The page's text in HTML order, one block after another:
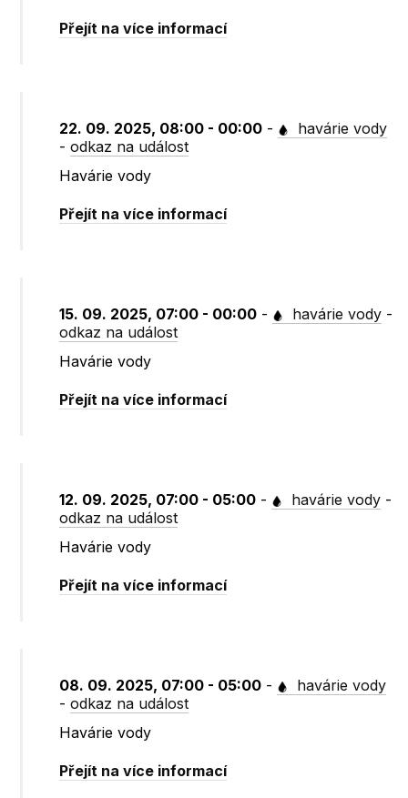
Přejít na více informací
22. 09. 2025, 08:00 - 00:00 -
havárie vody
-odkaz na událost
Havárie vody
Přejít na více informací
15. 09. 2025, 07:00 - 00:00 - havárie vody -
odkaz na událost
Havárie vody
Přejít na více informací
12. 09. 2025, 07:00 - 05:00 - havárie vody -
odkaz na událost
Havárie vody
Přejít na více informací
08. 09. 2025, 07:00 - 05:00 -
havárie vody
-odkaz na událost
Havárie vody
Přejít na více informací